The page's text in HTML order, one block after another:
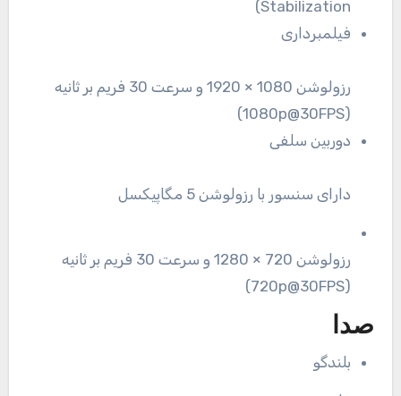
Stabilization)
فیلمبرداری
رزولوشن 1080 × 1920 و سرعت 30 فریم بر ثانیه
(1080p@30FPS)
دوربین سلفی
دارای سنسور با رزولوشن 5 مگاپیکسل
رزولوشن 720 × 1280 و سرعت 30 فریم بر ثانیه
(720p@30FPS)
صدا
بلندگو